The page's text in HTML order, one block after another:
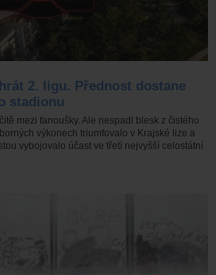
2. ligu. Přednost dostane
stadionu
mezi fanoušky. Ale nespadl blesk z čistého
výkonech triumfovalo v Krajské lize a
vybojovalo účast ve třetí nejvyšší celostátní